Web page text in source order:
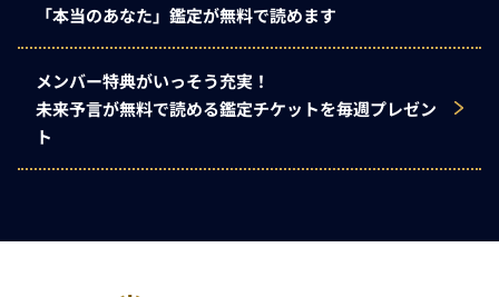
「本当のあなた」鑑定が無料で読めます
メンバー特典がいっそう充実！
未来予言が無料で読める鑑定チケットを毎週プレゼン
ト